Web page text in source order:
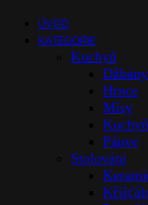
ÚVOD
KATEGORIE
Kuchyň
Džbány
Hrnce
Mísy
Pánve
Stolováni